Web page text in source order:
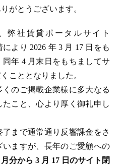
がとうございます。
弊社賃貸ポータルサイト
により 2026 年 3 月 17 日をも
年 4 月末日をもちましてサ
こととなりました。
のご掲載企業様に多大なる
こと、心より厚く御礼申し
まで通常通り反響課金をさ
ますが、長年のご愛顧への
分から 3 月 17 日のサイト閉